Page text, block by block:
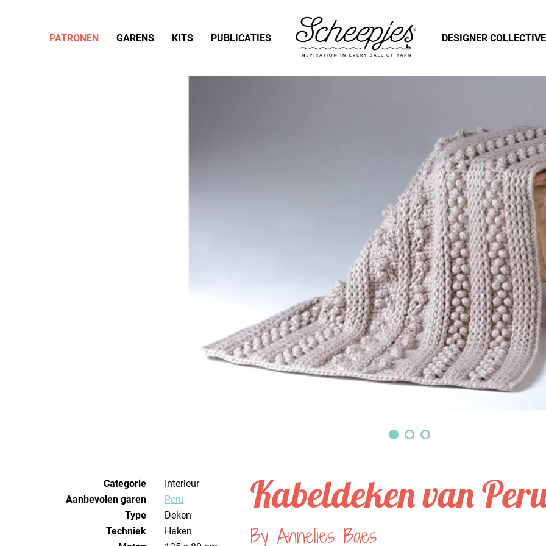
Categorie
Interieur
Aanbevolen garen
Peru
Type
Deken
Techniek
haken
Kabeldeken van
By Annelies Baes
PATRONEN GARENS KITS PUBLICATIES DESIGNER COLLECTIVE